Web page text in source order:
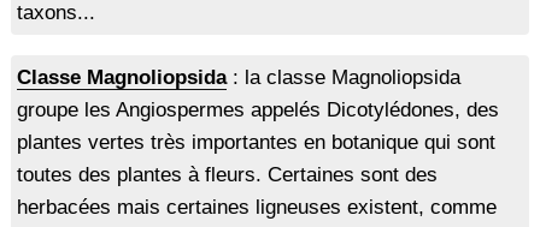
taxons...
Classe Magnoliopsida: la classe Magnoliopsida
groupe les Angiospermes appelés Dicotylédones, des
plantes vertes très importantes en botanique qui sont
toutes des plantes à fleurs. Certaines sont des
herbacées mais certaines ligneuses existent, comme